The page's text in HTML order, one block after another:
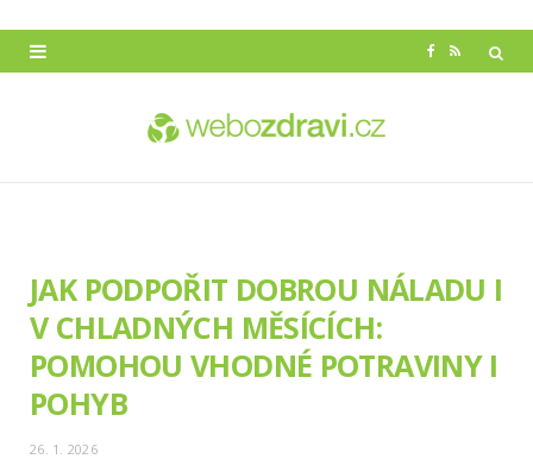
R
JAK PODPOŘIT DOBROU NÁLADU I
V CHLADNÝCH MĚSÍCÍCH:
POMOHOU VHODNÉ POTRAVINY I
POHYB
26. 1. 2026